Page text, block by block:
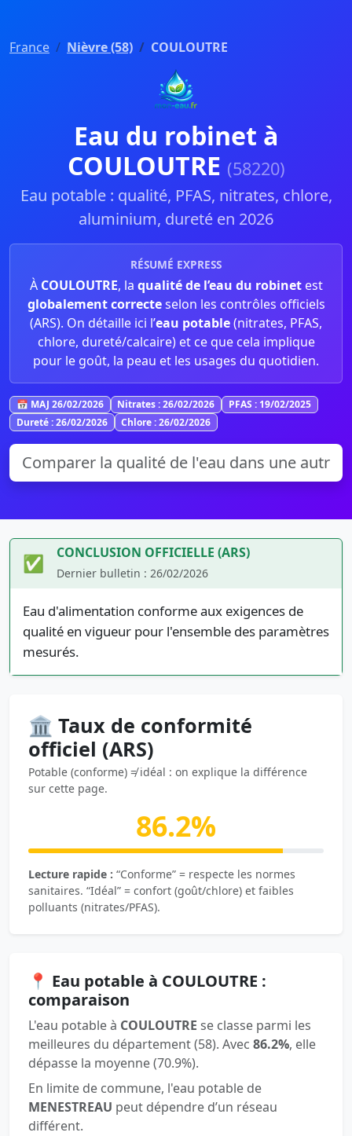
France Nièvre (58) COULOUTRE
Eau du robinet à
COULOUTRE (58220)
Eau potable : qualité, PFAS, nitrates, chlore,
aluminium, dureté en 2026
RÉSUMÉ EXPRESS
À COULOUTRE, la qualité de l’eau du robinetest
globalement correcteselon les contrôles officiels
(ARS). On détaille ici l’eau potable(nitrates, PFAS,
chlore, dureté/calcaire) et ce que cela implique
pour le goût, la peau et les usages du quotidien.
📅 MAJ 26/02/2026 Nitrates : 26/02/2026
PFAS : 19/02/2025
Dureté : 26/02/2026
Chlore : 26/02/2026
✅ CONCLUSION OFFICIELLE (ARS)
Dernier bulletin : 26/02/2026
Eau d'alimentation conforme aux exigences de
qualité en vigueur pour l'ensemble des paramètres
mesurés.
🏛️ Taux de conformité
officiel (ARS)
Potable (conforme) ≠ idéal : on explique la différence
sur cette page.
86.2%
Lecture rapide : “Conforme” = respecte les normes
sanitaires. “Idéal” = confort (goût/chlore) et faibles
polluants (nitrates/PFAS).
📍 Eau potable à COULOUTRE :
comparaison
L'eau potable à COULOUTRE se classe parmi les
meilleures du département (58). Avec 86.2%, elle
dépasse la moyenne (70.9%).
En limite de commune, l'eau potable de
MENESTREAU peut dépendre d’un réseau
différent.